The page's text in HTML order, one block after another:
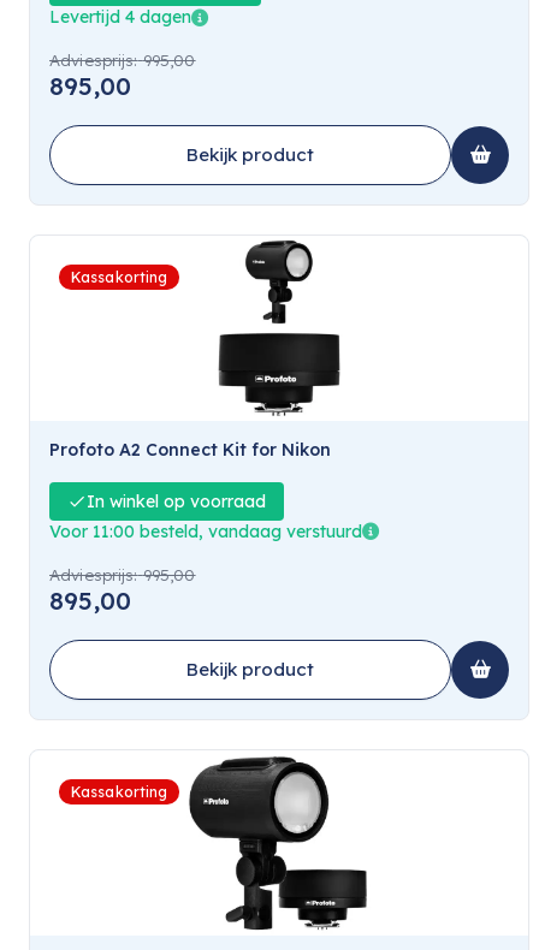
Levertijd 4 dagen
Adviesprijs: 995,00
895,00
Bekijk product
Kassakorting
Profoto A2 Connect Kit for Nikon
In winkel op voorraad
Voor 11:00 besteld, vandaag verstuurd
Adviesprijs: 995,00
895,00
Bekijk product
Kassakorting